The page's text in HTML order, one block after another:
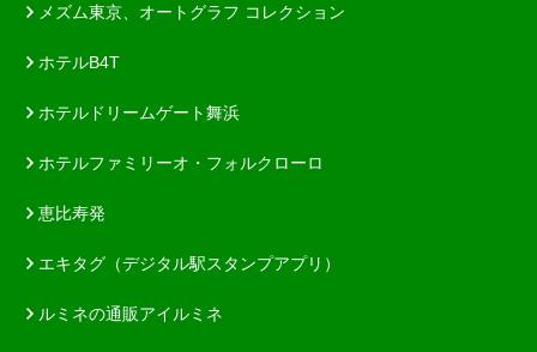
メズム東京、オートグラフ コレクション
ホテルB4T
ホテルドリームゲート舞浜
ホテルファミリーオ・フォルクローロ
恵比寿発
エキタグ（デジタル駅スタンプアプリ）
ルミネの通販アイルミネ